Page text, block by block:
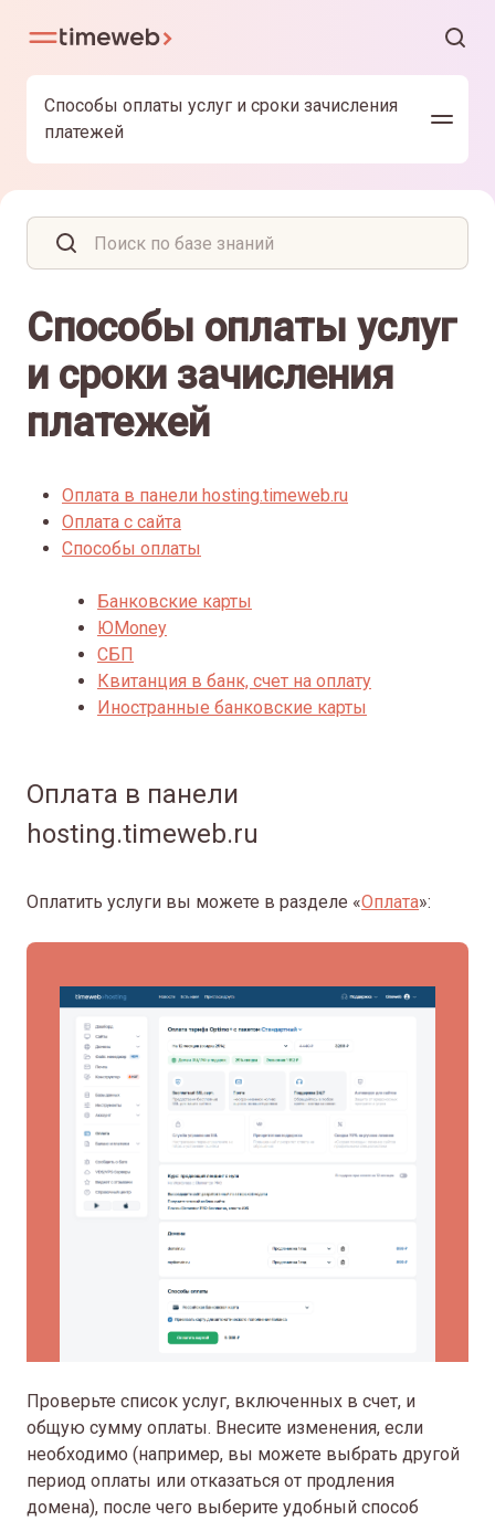
Способы оплаты услуг и сроки зачисления
платежей
Способы оплаты услуг
и сроки зачисления
платежей
Оплата в панели hosting.timeweb.ru
Оплата с сайта
Способы оплаты
Банковские карты
ЮMoney
СБП
Квитанция в банк, счет на оплату
Иностранные банковские карты
Оплата в панели
hosting.timeweb.ru
Оплатить услуги вы можете в разделе «Оплата»:
Проверьте список услуг, включенных в счет, и
общую сумму оплаты. Внесите изменения, если
необходимо (например, вы можете выбрать другой
период оплаты или отказаться от продления
домена), после чего выберите удобный способ